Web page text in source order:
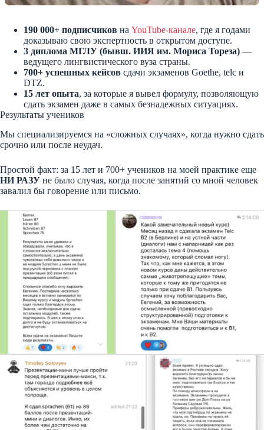
190 000+ подписчиков на YouTube-канале, где я годами
доказываю свою экспертность в открытом доступе.
3 диплома МГЛУ (бывш. ИИЯ им. Мориса Тореза) —
ведущего лингвистического вуза страны.
700+ успешных кейсов сдачи экзаменов Goethe, telc и
DTZ.
15 лет опыта, за которые я вывел формулу, позволяющую
сдать экзамен даже в самых безнадежных ситуациях.
Результаты учеников
Мы специализируемся на «сложных случаях», когда нужно сдать
срочно или после неудач.
Простой факт: за 15 лет и 700+ учеников на моей практике еще
НИ РАЗУ не было случая, когда после занятий со мной человек
завалил бы говорение или письмо.